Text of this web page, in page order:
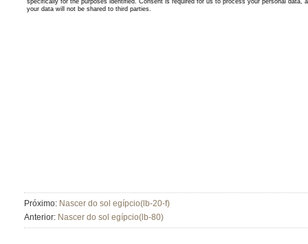
Próximo: Nascer do sol egípcio(lb-20-f)
Anterior: Nascer do sol egípcio(lb-80)